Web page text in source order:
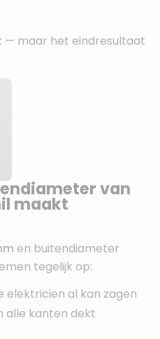
— maar het eindresultaat
van
maakt
en buitendiameter
tegelijk op:
elektricien al kan zagen
alle kanten dekt